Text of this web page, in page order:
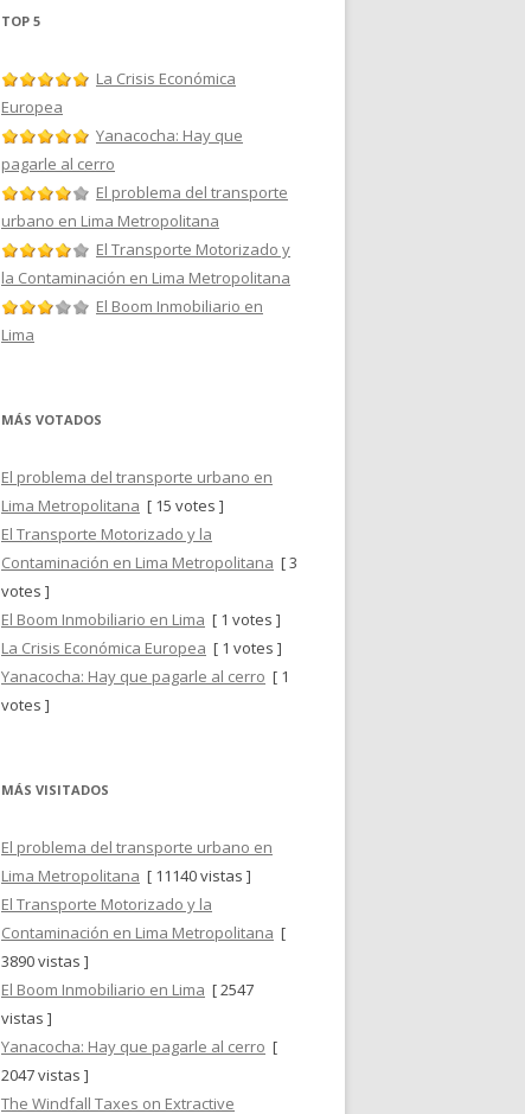
TOP 5
La Crisis Económica
Europea
Yanacocha: Hay que
pagarle al cerro
El problema del transporte
urbano en Lima Metropolitana
El Transporte Motorizado y
la Contaminación en Lima Metropolitana
El Boom Inmobiliario en
Lima
MÁS VOTADOS
El problema del transporte urbano en
Lima Metropolitana [ 15 votes ]
El Transporte Motorizado y la
Contaminación en Lima Metropolitana [ 3
votes ]
El Boom Inmobiliario en Lima [ 1 votes ]
La Crisis Económica Europea [ 1 votes ]
Yanacocha: Hay que pagarle al cerro [ 1
votes ]
MÁS VISITADOS
El problema del transporte urbano en
Lima Metropolitana [ 11140 vistas ]
El Transporte Motorizado y la
Contaminación en Lima Metropolitana [
3890 vistas ]
El Boom Inmobiliario en Lima [ 2547
vistas ]
Yanacocha: Hay que pagarle al cerro [
2047 vistas ]
The Windfall Taxes on Extractive